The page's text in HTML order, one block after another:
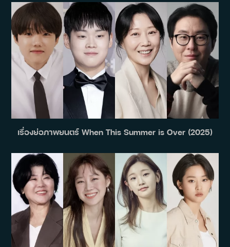
เรื่องย่อภาพยนตร์ When This Summer is Over (2025)